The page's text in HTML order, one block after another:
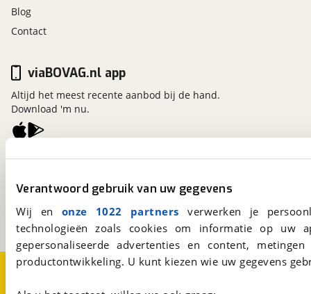
Verantwoord gebruik van uw gegevens
Wij en onze 1022 partners verwerken je
technologieën zoals cookies om informatie op
gepersonaliseerde advertenties en content,
productontwikkeling. U kunt kiezen wie uw gegevens
Blog
Contact
viaBOVAG.nl
Kosterijland
3981 AJ Bunnik
Een initiatief van
viaBOVAG.nl app
Altijd het meest recente aanbod bij de hand.
Download 'm nu.
Over viaBOVAG.nlDisclaimer- en Privacyverklaring